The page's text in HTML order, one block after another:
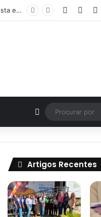
Carreta da Primeira Infância realiza atendimentos gratuitos com oftalmologista e dentista em Padre Marcos Facebook
Artigo aleatório
Artigos Recentes